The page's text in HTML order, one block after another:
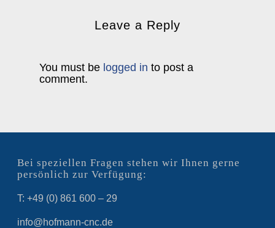
Leave a Reply
You must be logged in to post a
comment.
Bei speziellen Fragen stehen wir Ihnen gerne
persönlich zur Verfügung:
T: +49 (0) 861 600 – 29
info@hofmann-cnc.de